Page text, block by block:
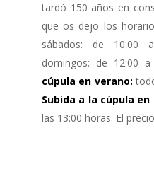
tardó 150 años en
que os dejo los
sábados: de 10:00
domingos: de 12:00 a
cúpula en verano:
Subida a la cúpula
las 13:00 horas. El